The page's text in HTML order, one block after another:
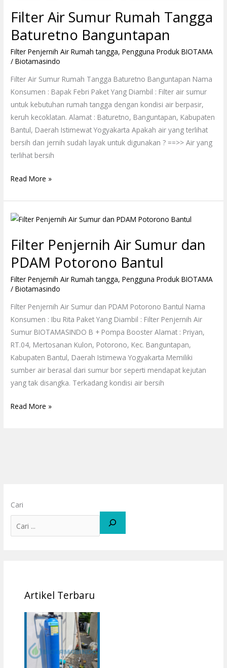
Filter Air Sumur Rumah Tangga
Baturetno Banguntapan
Filter Penjernih Air Rumah tangga,Pengguna Produk BIOTAMA
/Biotamasindo
Filter Air Sumur Rumah Tangga Baturetno Banguntapan Nama
Konsumen : Bapak Febri Paket Yang Diambil : Filter air sumur
untuk kebutuhan rumah tangga dengan kondisi air berpasir,
keruh kecoklatan. Alamat : Baturetno, Banguntapan, Kabupaten
Bantul, Daerah Istimewat Yogyakarta Apakah air yang terlihat
bersih dan jernih sudah layak untuk digunakan ? ==>> Air yang
terlihat bersih
Read More »
Filter Penjernih Air Sumur dan
PDAM Potorono Bantul
Filter Penjernih Air Rumah tangga,Pengguna Produk BIOTAMA
/Biotamasindo
Filter Penjernih Air Sumur dan PDAM Potorono Bantul Nama
Konsumen : Ibu Rita Paket Yang Diambil : Filter Penjernih Air
Sumur BIOTAMASINDO B + Pompa Booster Alamat : Priyan,
RT.04, Mertosanan Kulon, Potorono, Kec. Banguntapan,
Kabupaten Bantul, Daerah Istimewa Yogyakarta Memiliki
sumber air berasal dari sumur bor seperti mendapat kejutan
yang tak disangka. Terkadang kondisi air bersih
Filter
Air
Sumur
dan
PDAM
Potorono
Bantul
Read More »
Cari
Artikel Terbaru